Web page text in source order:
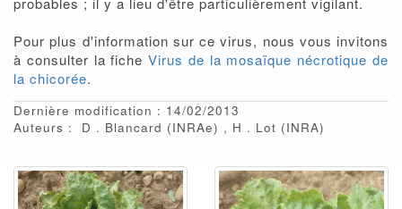
Pour plus d'information sur ce virus, nous vous invitons
à consulter la ficheVirus de la mosaïque nécrotique de
la chicorée.
Dernière modification : 14/02/2013
Auteurs :
D Blancard (INRAe) H Lot (INRA)